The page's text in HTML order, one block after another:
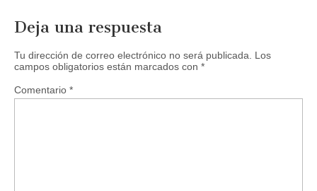
Deja una respuesta
Tu dirección de correo electrónico no será publicada.
Los
campos obligatorios están marcados con *
Comentario *